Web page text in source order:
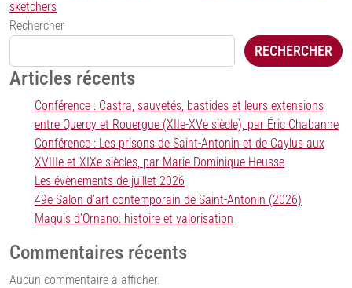
sketchers
Rechercher
RECHERCHER
Articles récents
Conférence : Castra, sauvetés, bastides et leurs extensions
entre Quercy et Rouergue (XIIe-XVe siècle), par Éric Chabanne
Conférence : Les prisons de Saint-Antonin et de Caylus aux
XVIIIe et XIXe siècles, par Marie-Dominique Heusse
Les évènements de juillet 2026
49e Salon d’art contemporain de Saint-Antonin (2026)
Maquis d’Ornano: histoire et valorisation
Commentaires récents
Aucun commentaire à afficher.